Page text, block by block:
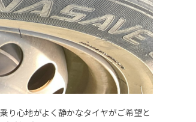
り心地がよく静かなタイヤがご希望と